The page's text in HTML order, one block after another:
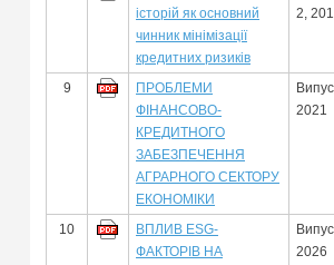
історій як основний
чинник мінімізації
кредитних ризиків
2,
9
ПРОБЛЕМИ
ФІНАНСОВО-
КРЕДИТНОГО
ЗАБЕЗПЕЧЕННЯ
АГРАРНОГО СЕКТОРУ
ЕКОНОМІКИ
2021
10
ВПЛИВ ESG-
ФАКТОРІВ НА
2026